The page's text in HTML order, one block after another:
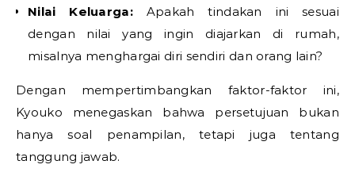
Nilai Keluarga:Apakah tindakan ini sesuai
dengan nilai yang ingin diajarkan di rumah,
misalnya menghargai diri sendiri dan orang lain?
Dengan mempertimbangkan faktor-faktor ini,
Kyouko menegaskan bahwa persetujuan bukan
hanya soal penampilan, tetapi juga tentang
tanggung jawab.